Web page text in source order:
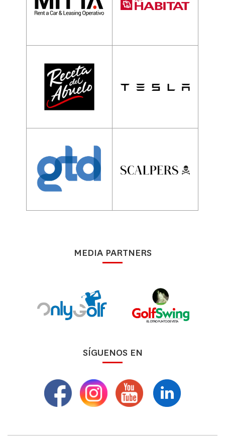
MEDIA PARTNERS
SÍGUENOS EN